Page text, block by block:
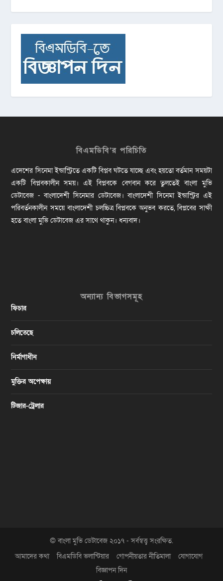
বিএমডিবি’র পরিচিতি
এদেশের সিনেমা ইন্ডাস্ট্রিতে একটি বিপ্লব ঘটতে যাচ্ছে এবং হয়তো বর্তমান সময়টা
একটি বিপ্লবকালীন সময়। এই বিপ্লবকে বেগবান করে তুলতেই বাংলা মুভি
ডেটাবেজ - বাংলাদেশী সিনেমার ডেটাবেজ। বাংলাদেশী সিনেমা ইন্ডাস্ট্রির এই
পরিবর্তনকালীন সময়ে বাংলাদেশী চলচ্চিত্র বিপ্লবকে অনুভব করতে, বিপ্লবের সাক্ষী
হতে বাংলা মুভি ডেটাবেজ এর সাথে থাকুন। ধন্যবাদ।
অন্যান্য বিভাগসমূহ
ফিচার
চলিতেছে
নির্মাণাধীন
মুক্তির অপেক্ষায়
টিজার-ট্রেলার
© বাংলা মুভি ডেটাবেজ ২০১৭ - সর্বস্বত্ত্ব সংরক্ষিত.
আমাদের কথা
বিএমডিবি ভলান্টিয়ার গোপনীয়তার নীতিমালা
যোগাযোগ
বিজ্ঞাপন দিন